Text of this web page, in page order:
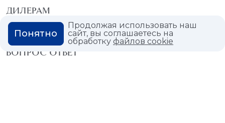
ДИЛЕРАМ
ВАКАНСИИ
ВОПРОС ОТВЕТ
Продолжая использовать наш
сайт, вы соглашаетесь на
обработкуфайлов cookie
Понятно